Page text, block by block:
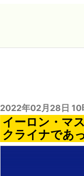
2022年02月28日 10
イーロン・マ
クライナであ